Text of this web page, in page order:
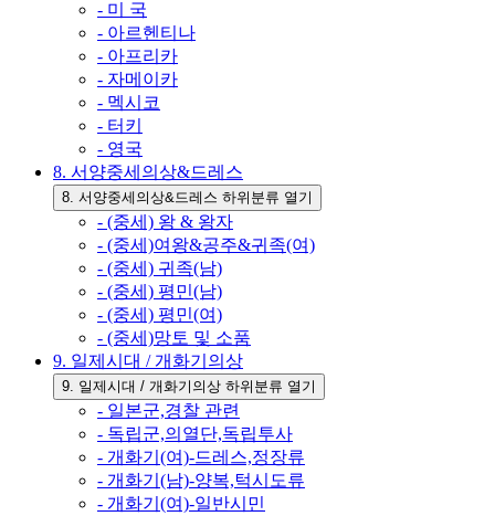
- 미 국
- 아르헨티나
- 아프리카
- 자메이카
- 멕시코
- 터키
- 영국
8. 서양중세의상&드레스
8. 서양중세의상&드레스 하위분류 열기
- (중세) 왕 & 왕자
- (중세)여왕&공주&귀족(여)
- (중세) 귀족(남)
- (중세) 평민(남)
- (중세) 평민(여)
- (중세)망토 및 소품
9. 일제시대 / 개화기의상
9. 일제시대 / 개화기의상 하위분류 열기
- 일본군,경찰 관련
- 독립군,의열단,독립투사
- 개화기(여)-드레스,정장류
- 개화기(남)-양복,턱시도류
- 개화기(여)-일반시민